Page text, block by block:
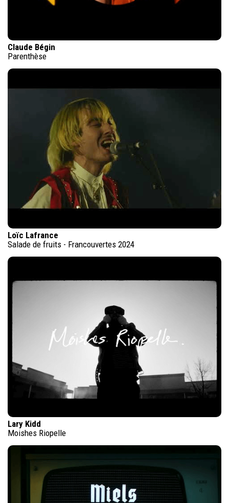
Claude Bégin
Parenthèse
Loïc Lafrance
Salade de fruits - Francouvertes 2024
Lary Kidd
Moishes Riopelle